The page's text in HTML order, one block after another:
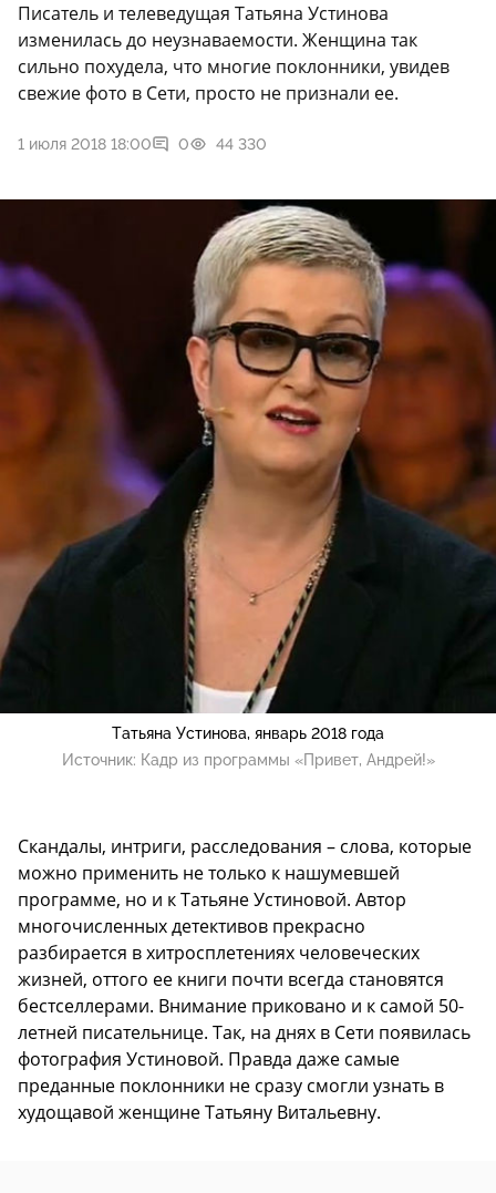
Писатель и телеведущая Татьяна Устинова
изменилась до неузнаваемости. Женщина так
сильно похудела, что многие поклонники, увидев
свежие фото в Сети, просто не признали ее.
1 июля 2018 18:00 0 44 330
Татьяна Устинова, январь 2018 года
Источник: Кадр из программы «Привет, Андрей!»
Скандалы, интриги, расследования – слова, которые
можно применить не только к нашумевшей
программе, но и к Татьяне Устиновой. Автор
многочисленных детективов прекрасно
разбирается в хитросплетениях человеческих
жизней, оттого ее книги почти всегда становятся
бестселлерами. Внимание приковано и к самой 50-
летней писательнице. Так, на днях в Сети появилась
фотография Устиновой. Правда даже самые
преданные поклонники не сразу смогли узнать в
худощавой женщине Татьяну Витальевну.